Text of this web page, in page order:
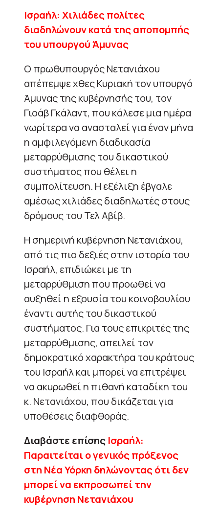
Ισραήλ: Χιλιάδες πολίτες
διαδηλώνουν κατά της αποπομπής
του υπουργούΆμυνας
Ο πρωθυπουργός Νετανιάχου
απέπεμψε χθες Κυριακή τον υπουργό
Άμυνας της κυβέρνησής του, τον
Γιοάβ Γκάλαντ, που κάλεσε μια ημέρα
νωρίτερα να ανασταλεί για έναν μήνα
η αμφιλεγόμενη διαδικασία
μεταρρύθμισης του δικαστικού
συστήματος που θέλει η
συμπολίτευση. Η εξέλιξη έβγαλε
αμέσως χιλιάδες διαδηλωτές στους
δρόμους του Τελ Αβίβ.
Η σημερινή κυβέρνηση Νετανιάχου,
από τις πιο δεξιές στην ιστορία του
Ισραήλ, επιδιώκει με τη
μεταρρύθμιση που προωθεί να
αυξηθεί η εξουσία του κοινοβουλίου
έναντι αυτής του δικαστικού
συστήματος. Για τους επικριτές της
μεταρρύθμισης, απειλεί τον
δημοκρατικό χαρακτήρα του κράτους
του Ισραήλ και μπορεί να επιτρέψει
να ακυρωθεί η πιθανή καταδίκη του
κ. Νετανιάχου, που δικάζεται για
υποθέσεις διαφθοράς.
Διαβάστε επίσης Ισραήλ:
Παραιτείται ο γενικός πρόξενος
στη Νέα Υόρκη δηλώνοντας ότι δεν
μπορεί να εκπροσωπεί την
κυβέρνηση Νετανιάχου